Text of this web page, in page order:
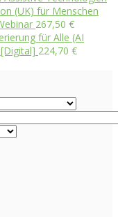
(UK) für Menschen
267,50 €
für Alle (AI
224,70 €